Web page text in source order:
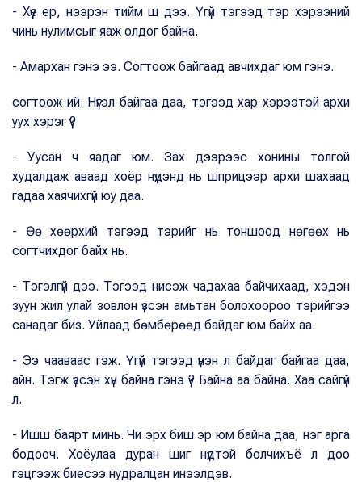
- Хүүе ер, нээрэн тийм ш дээ. Үгүй тэгээд тэр хэрээний
чинь нулимсыг яаж олдог байна.
- Амархан гэнэ ээ. Согтоож байгаад авчихдаг юм гэнэ.
согтоож ий. Нүгэл байгаа даа, тэгээд хар хэрээтэй архи
уух хэрэг үү?
- Уусан ч яадаг юм. Зах дээрээс хонины толгой
худалдаж аваад хоёр нүдэнд нь шприцээр архи шахаад
гадаа хаячихгүй юу даа.
- Өө хөөрхий тэгээд тэрийг нь тоншоод нөгөөх нь
согтчихдог байх нь.
- Тэгэлгүй дээ. Тэгээд нисэж чадахаа байчихаад, хэдэн
зуун жил улай зовлон үзсэн амьтан болохоороо тэрийгээ
санадаг биз. Уйлаад бөмбөрөөд байдаг юм байх аа.
- Ээ чааваас гэж. Үгүй тэгээд үнэн л байдаг байгаа даа,
айн. Тэгж үзсэн хүн байна гэнэ үү? Байна аа байна. Хаа сайгүй
л.
- Ишш баярт минь. Чи эрх биш эр юм байна даа, нэг арга
бодооч. Хоёулаа дуран шиг нүдтэй болчихъё л доо
гэцгээж биесээ нудралцан инээлдэв.